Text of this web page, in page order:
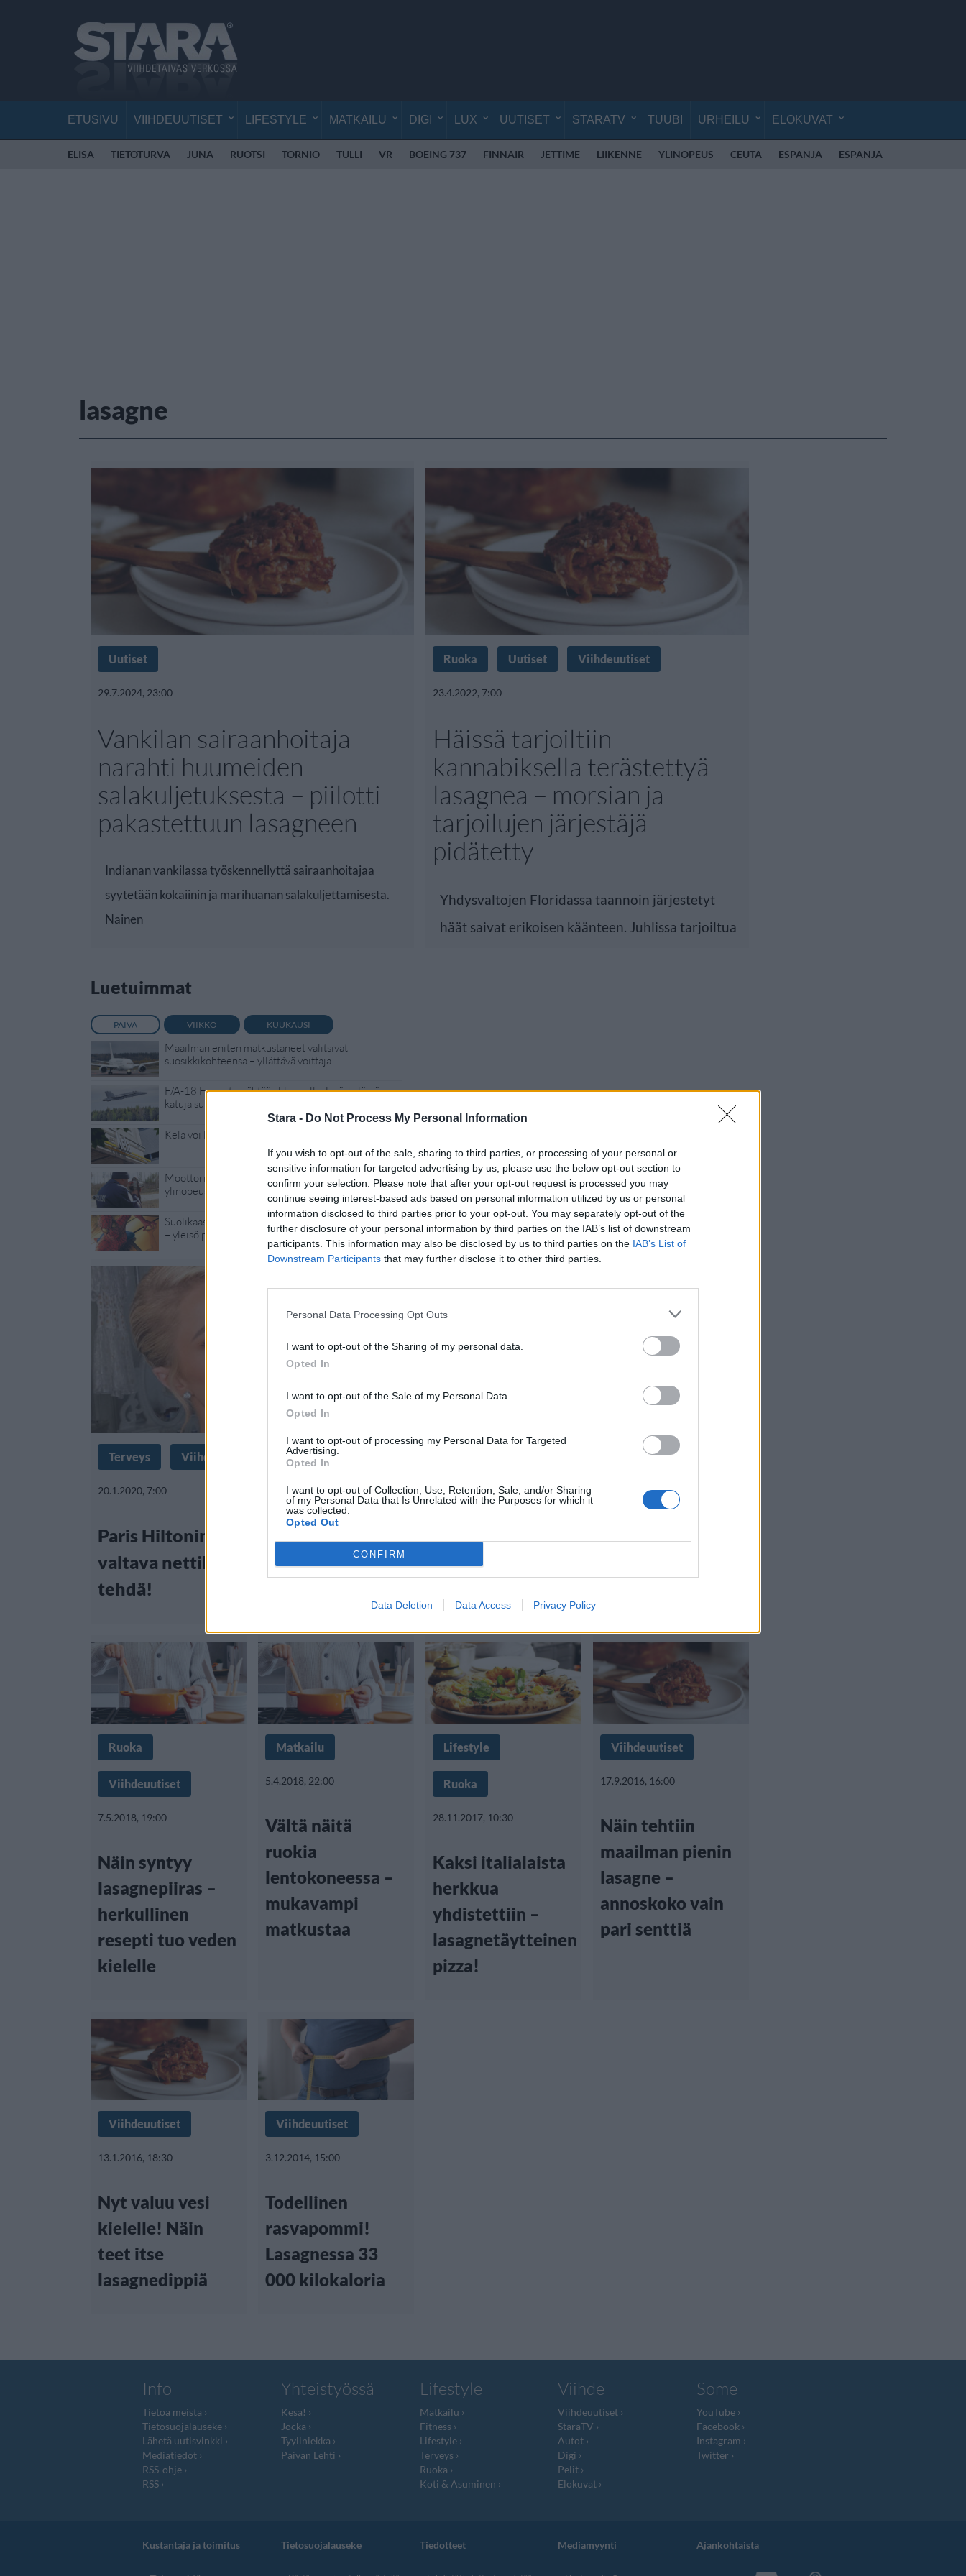
Stara - Do Not Process My Personal Information
If you wish to opt-out of the sale, sharing to third parties, or processing of your personal or
sensitive information for targeted advertising by us, please use the below opt-out section to
confirm your selection. Please note that after your opt-out request is processed you may
continue seeing interest-based ads based on personal information utilized by us or personal
information disclosed to third parties prior to your opt-out. You may separately opt-out of the
further disclosure of your personal information by third parties on the IAB’s list of downstream
participants. This information may also be disclosed by us to third parties on the IAB’s List of
Downstream Participants that may further disclose it to other third parties.
Personal Data Processing Opt Outs
I want to opt-out of the Sharing of my personal data.
Opted In
I want to opt-out of the Sale of my Personal Data.
Opted In
I want to opt-out of processing my Personal Data for Targeted
Advertising.
Opted In
I want to opt-out of Collection, Use, Retention, Sale, and/or Sharing
of my Personal Data that Is Unrelated with the Purposes for which it
was collected.
Opted Out
CONFIRM
Data Deletion Data Access Privacy Policy
ETUSIVU VIIHDEUUTISET LIFESTYLE MATKAILU DIGI LUX UUTISET STARATV TUUBI URHEILU ELOKUVAT
ELISA TIETOTURVA JUNA RUOTSI TORNIO TULLI VR BOEING 737 FINNAIR JETTIME LIIKENNE YLINOPEUS CEUTA ESPANJA ESPANJA
lasagne
Uutiset
29.7.2024, 23:00
Vankilan sairaanhoitaja
narahti huumeiden
salakuljetuksesta – piilotti
pakastettuun lasagneen
Indianan vankilassa työskennellyttä sairaanhoitajaa
syytetään kokaiinin ja marihuanan salakuljettamisesta.
Nainen
Ruoka Uutiset Viihdeuutiset
23.4.2022, 7:00
Häissä tarjoiltiin
kannabiksella terästettyä
lasagnea – morsian ja
tarjoilujen järjestäjä
pidätetty
Yhdysvaltojen Floridassa taannoin järjestetyt
häät saivat erikoisen käänteen. Juhlissa tarjoiltua
Luetuimmat
PÄIVÄ VIIKKO KUUKAUSI
Maailman eniten matkustaneet valitsivat
suosikkikohteensa – yllättävä voittaja
F/A-18 Hornet jyrähtää ylilennolle Jyväskylässä –
katuja suljetaan
Kela voi leikata tukia ulkomaanmatkan vuoksi
Moottoripyöräilijä pakeni poliisia – tutkaan hurja
ylinopeus
Suolikaasun tuoksu levisi Spider-Man -näytöksessä
– yleisö poistui paikalta
Terveys Viihdeuutiset
20.1.2020, 7:00
Paris Hiltonin lasagnereseptistä
valtava nettihitti – kuka tahansa osaa
tehdä!
6.2.2019, 20:40
Ravintola lanseerasi oravasta tehdyn
lasagnen – söisitkö?
Ruoka
Viihdeuutiset
7.5.2018, 19:00
Näin syntyy
lasagnepiiras –
herkullinen
resepti tuo veden
kielelle
Matkailu
5.4.2018, 22:00
Vältä näitä
ruokia
lentokoneessa –
mukavampi
matkustaa
Lifestyle
Ruoka
28.11.2017, 10:30
Kaksi italialaista
herkkua
yhdistettiin –
lasagnetäytteinen
pizza!
Viihdeuutiset
17.9.2016, 16:00
Näin tehtiin
maailman pienin
lasagne –
annoskoko vain
pari senttiä
Viihdeuutiset
13.1.2016, 18:30
Nyt valuu vesi
kielelle! Näin
teet itse
lasagnedippiä
Viihdeuutiset
3.12.2014, 15:00
Todellinen
rasvapommi!
Lasagnessa 33
000 kilokaloria
Info
Tietoa meistä
Tietosuojalauseke
Lähetä uutisvinkki
Mediatiedot
RSS-ohje
RSS
Yhteistyössä
Kesä!
Jocka
Tyyliniekka
Päivän Lehti
Lifestyle
Matkailu
Fitness
Lifestyle
Terveys
Ruoka
Koti & Asuminen
Viihde
Viihdeuutiset
StaraTV
Autot
Digi
Pelit
Elokuvat
Some
YouTube
Facebook
Instagram
Twitter
Kustantaja ja toimitus Tietosuojalauseke Tiedotteet Mediamyynti Ajankohtaista